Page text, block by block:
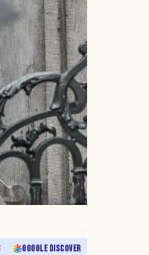
GOOGLE DISCOVER